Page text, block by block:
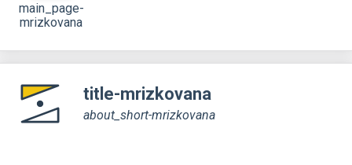
main_page-
mrizkovana
title-mrizkovana
about_short-mrizkovana